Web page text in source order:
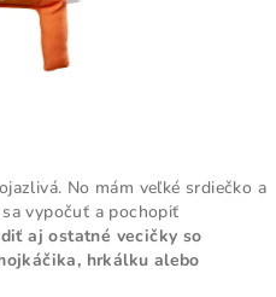
No mám veľké srdiečko a
vypočuť a pochopiť
aj ostatné vecičky so
hrkálku alebo